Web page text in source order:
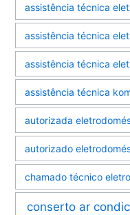
assistência técnica
assistência técnica
assistência técnica
assistência técnica
autorizada
autorizado
chamado técnico
conserto ar